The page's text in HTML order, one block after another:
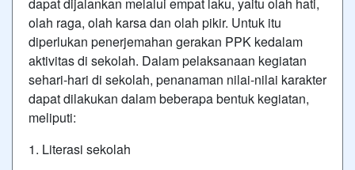
olah raga, olah karsa dan olah pikir. Untuk itu
diperlukan penerjemahan gerakan PPK kedalam
aktivitas di sekolah. Dalam pelaksanaan kegiatan
sehari-hari di sekolah, penanaman nilai-nilai karakter
dapat dilakukan dalam beberapa bentuk kegiatan,
meliputi:
1. Literasi sekolah